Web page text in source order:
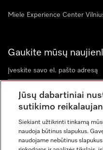
Miele Experience Center
Gaukite mūsų
Jūsų dabartiniai
sutikimo
Siekiant užtikrinti tinkamą
naudoja būtinus slapukus.
naudojame nebūtinus